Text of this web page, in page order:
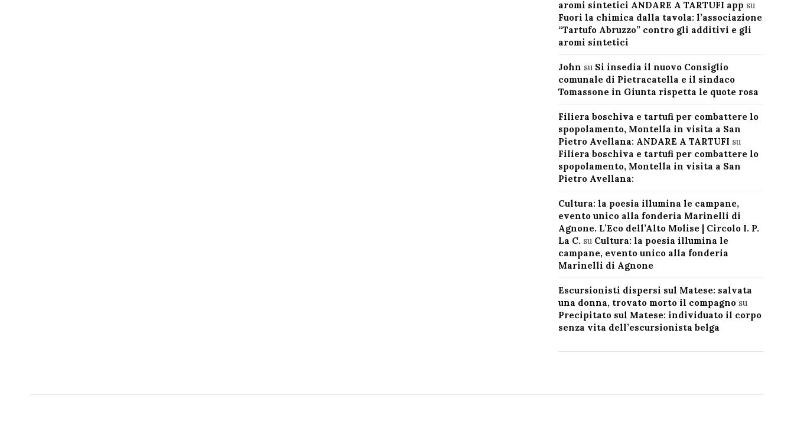
aromi sintetici ANDARE A TARTUFI app su
Fuori la chimica dalla tavola: l’associazione
“Tartufo Abruzzo” contro gli additivi e gli
aromi sintetici
John su Si insedia il nuovo Consiglio
comunale di Pietracatella e il sindaco
Tomassone in Giunta rispetta le quote rosa
Filiera boschiva e tartufi per combattere lo
spopolamento, Montella in visita a San
Pietro Avellana: ANDARE A TARTUFI su
Filiera boschiva e tartufi per combattere lo
spopolamento, Montella in visita a San
Pietro Avellana:
Cultura: la poesia illumina le campane,
evento unico alla fonderia Marinelli di
Agnone. L’Eco dell’Alto Molise | Circolo I. P.
La C. su Cultura: la poesia illumina le
campane, evento unico alla fonderia
Marinelli di Agnone
Escursionisti dispersi sul Matese: salvata
una donna, trovato morto il compagnosu
Precipitato sul Matese: individuato il corpo
senza vita dell’escursionista belga